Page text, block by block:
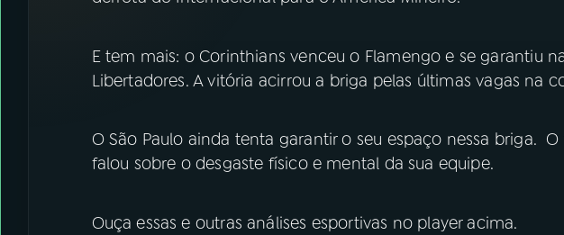
E tem mais: o Corinthians venceu o Flamengo e se garantiu
Libertadores. A vitória acirrou a briga pelas últimas vagas na
O São Paulo ainda tenta garantir o seu espaço nessa briga.
falou sobre o desgaste físico e mental da sua equipe.
Ouça essas e outras análises esportivas no player acima.